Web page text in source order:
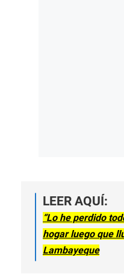
LEER AQUÍ:
“Lo he perdido
hogar luego que
Lambayeque